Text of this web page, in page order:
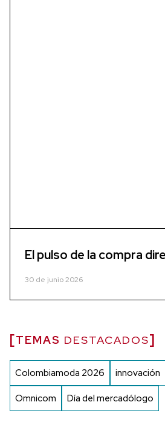
El pulso de la compra
30 de junio 2026
TEMAS DESTACADOS
Colombiamoda 2026 innovación
Omnicom Día del mercadólogo